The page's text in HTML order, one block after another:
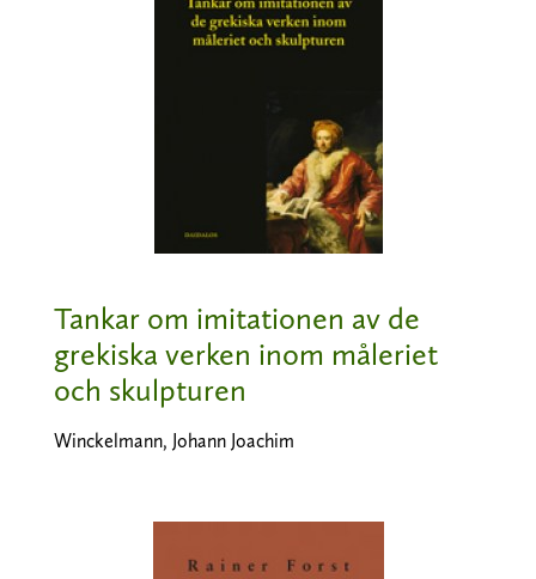
Tankar om imitationen av de
grekiska verken inom måleriet
och skulpturen
Winckelmann, Johann Joachim